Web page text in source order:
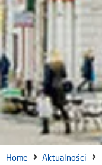
Home Aktualności